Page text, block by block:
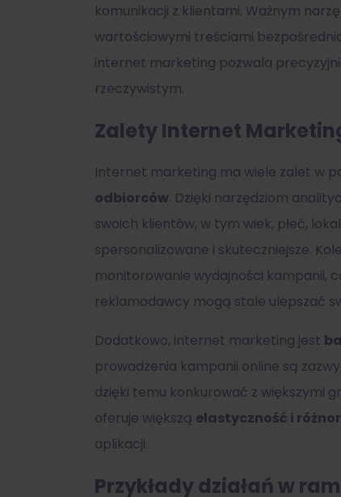
komunikacji z klientami. Ważnym
wartościowymi treściami
internet marketing pozwala
rzeczywistym.
Zalety Internet
Internet marketing ma wiele zalet w
odbiorców. Dzięki narzędziom
swoich klientów, w tym wiek, płeć,
spersonalizowane i skuteczniejsze.
monitorowanie wydajności kampanii,
reklamodawcy mogą stale ulepszać
Dodatkowo, internet marketing jest
prowadzenia kampanii online są
dzięki temu konkurować z większymi
oferuje większą elastyczność i
aplikacji.
Przykłady działań w